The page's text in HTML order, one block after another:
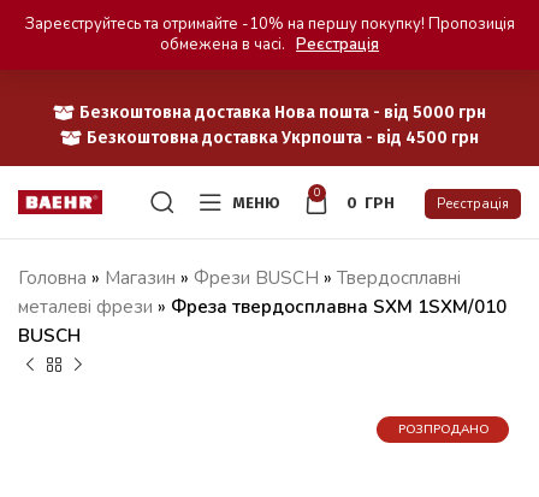
Безкоштовна доставка Нова пошта - від 5000 грн
Безкоштовна доставка Укрпошта - від 4500 грн
МЕНЮ
0
0 ГРН Реєстрація
Головна » Магазин » Фрези BUSCH » Твердосплавні
металеві фрези » Фреза твердосплавна SXM 1SXM/010
BUSCH
РОЗПРОДАНО
Зареєструйтесь та отримайте -10% на першу покупку! Пропозиція
обмежена в часі. Реєстрація